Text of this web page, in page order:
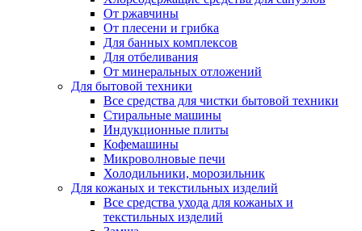
От ржавчины
От плесени и грибка
Для банных комплексов
Для отбеливания
От минеральных отложений
Для бытовой техники
Все средства для чистки бытовой техники
Стиральные машины
Индукционные плиты
Кофемашины
Микроволновые печи
Холодильники, морозильник
Для кожаных и текстильных изделий
Все средства ухода для кожаных и
текстильных изделий